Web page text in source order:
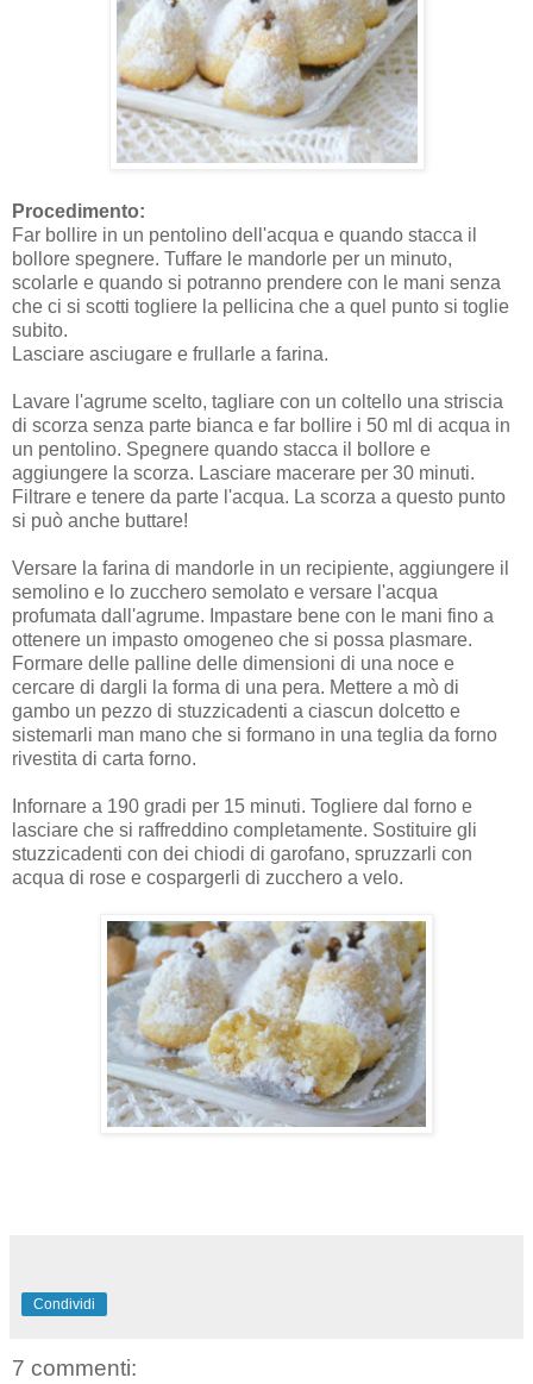
Procedimento:
Far bollire in un pentolino dell'acqua e quando stacca il
bollore spegnere. Tuffare le mandorle per un minuto,
scolarle e quando si potranno prendere con le mani senza
che ci si scotti togliere la pellicina che a quel punto si toglie
subito.
Lasciare asciugare e frullarle a farina.
Lavare l'agrume scelto, tagliare con un coltello una striscia
di scorza senza parte bianca e far bollire i 50 ml di acqua in
un pentolino. Spegnere quando stacca il bollore e
aggiungere la scorza. Lasciare macerare per 30 minuti.
Filtrare e tenere da parte l'acqua. La scorza a questo punto
si può anche buttare!
Versare la farina di mandorle in un recipiente, aggiungere il
semolino e lo zucchero semolato e versare l'acqua
profumata dall'agrume. Impastare bene con le mani fino a
ottenere un impasto omogeneo che si possa plasmare.
Formare delle palline delle dimensioni di una noce e
cercare di dargli la forma di una pera. Mettere a mò di
gambo un pezzo di stuzzicadenti a ciascun dolcetto e
sistemarli man mano che si formano in una teglia da forno
rivestita di carta forno.
Infornare a 190 gradi per 15 minuti. Togliere dal forno e
lasciare che si raffreddino completamente. Sostituire gli
stuzzicadenti con dei chiodi di garofano, spruzzarli con
acqua di rose e cospargerli di zucchero a velo.
Condividi
7 commenti: